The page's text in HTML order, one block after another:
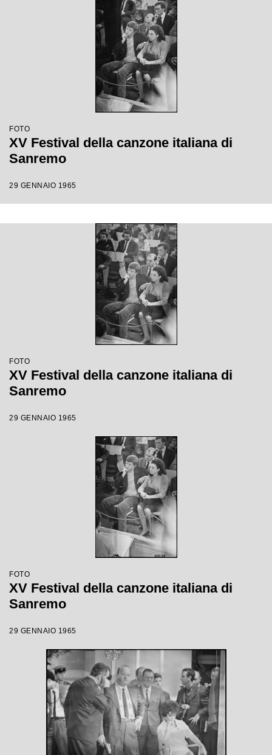
FOTO
XV Festival della canzone italiana di
Sanremo
29 GENNAIO 1965
FOTO
XV Festival della canzone italiana di
Sanremo
29 GENNAIO 1965
FOTO
XV Festival della canzone italiana di
Sanremo
29 GENNAIO 1965